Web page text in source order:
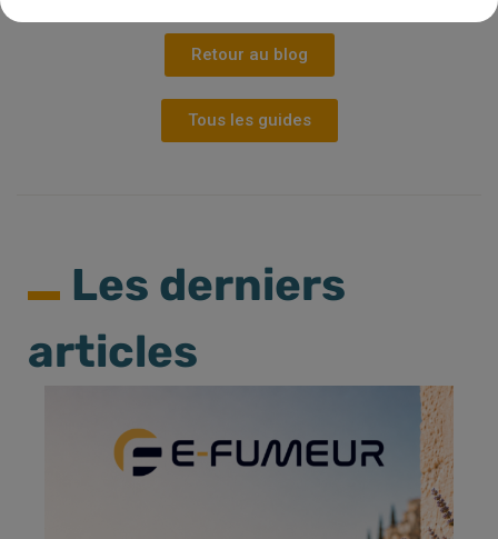
Retour au blog
Tous les guides
Les derniers
articles